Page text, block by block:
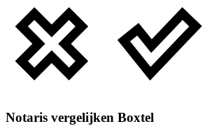
Notaris vergelijken Boxtel